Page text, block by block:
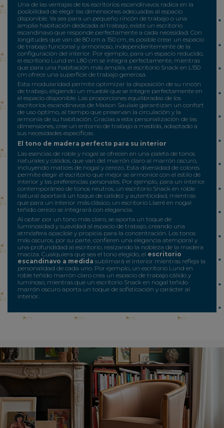
Una de las ventajas de los escritorios escandinavos radica en la
posibilidad de elegir las dimensiones adecuadas al espacio
disponible. Ya sea para un pequeño rincón de trabajo o una
amplia habitación dedicada al trabajo, existe un escritorio
escandinavo que responde perfectamente a cada necesidad. Con
longitudes que van de 80 cm a 150 cm, es posible crear un espacio
de trabajo funcional y armonioso, independientemente de la
configuración del interior. Por ejemplo, para un espacio reducido,
el escritorio Lund en L80 cm se integra perfectamente, mientras
que para una habitación más amplia, el escritorio Snack en L150
cm ofrece una superficie de trabajo generosa.
Esta modularidad permite optimizar la disposición de su rincón
de trabajo, eligiendo un mueble que se integre perfectamente en
el espacio disponible. Las proporciones equilibradas de los
escritorios escandinavos de Maison Saulaie garantizan un confort
de uso óptimo, al tiempo que preservan la circulación y la
armonía de su habitación. Gracias a esta personalización de las
dimensiones, cree un entorno de trabajo a medida, adaptado a
sus necesidades específicas.
El tono de madera perfecto para su interior
Las esencias de roble y nogal se ofrecen en una paleta de tonos
naturales y cálidos, que van del marrón claro al marrón oscuro,
incluyendo matices de nogal y cerezo. Esta diversidad de colores
permite elegir el escritorio que mejor se armonice con el estilo de
interior y las preferencias personales. Por ejemplo, para un interior
contemporáneo de tonos neutros, un escritorio Snack en roble
natural aportará un toque de calidez y autenticidad, mientras
que para un interior más clásico, un escritorio Liseré en nogal
teñido cerezo se integrará con elegancia.
Al optar por un tono más claro, se aporta un toque de
luminosidad y suavidad al espacio de trabajo, creando una
atmósfera apacible y propicia para la concentración. Los tonos
más oscuros, por su parte, confieren una elegancia atemporal y
una profundidad al escritorio, realzando la nobleza de la madera
maciza. Cualquiera que sea el tono elegido, el escritorio
escandinavo a medida sublimará el interior mientras refleja la
personalidad de cada uno. Por ejemplo, un escritorio Lund en
roble teñido marrón claro crea un espacio de trabajo cálido y
luminoso, mientras que un escritorio Snack en nogal teñido
marrón oscuro aporta un toque de sofisticación y carácter al
interior.